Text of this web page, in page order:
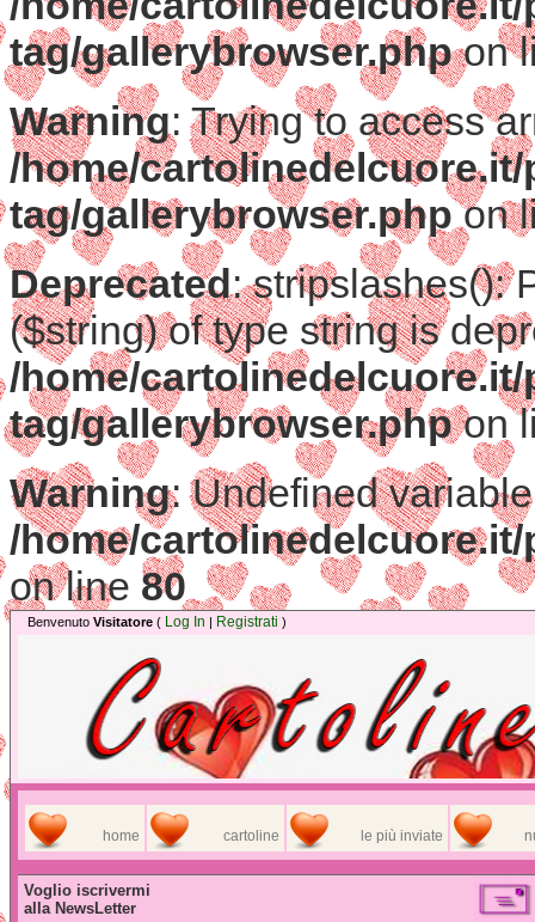
tag/gallerybrowser.phpon
Warning: Trying to access
/home/
tag/gallerybrowser.phpon
Deprecated: stripslashes():
($string) of type string is
/home/
tag/gallerybrowser.phpon
Warning: Undefined
/home/
on line 80
Benvenuto Visitatore ( Log In | Registrati )
home cartoline le più inviate
Voglio iscrivermi
alla NewsLetter